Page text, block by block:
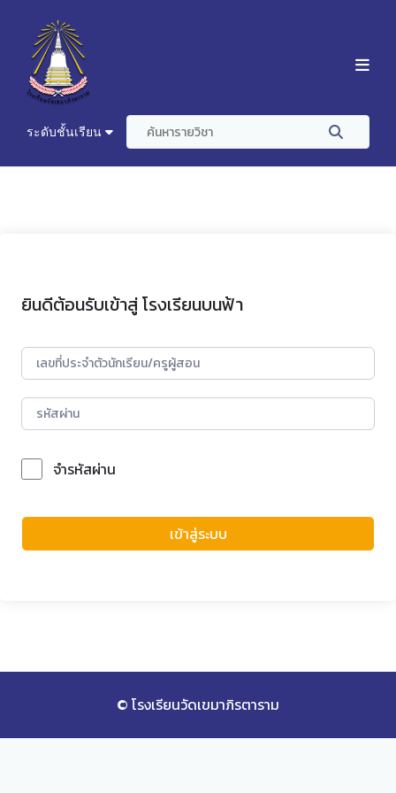
ระดับชั้นเรียน
ยินดีต้อนรับเข้าสู่ โรงเรียนบนฟ้า
จำรหัสผ่าน
เข้าสู่ระบบ
© โรงเรียนวัดเขมาภิรตาราม